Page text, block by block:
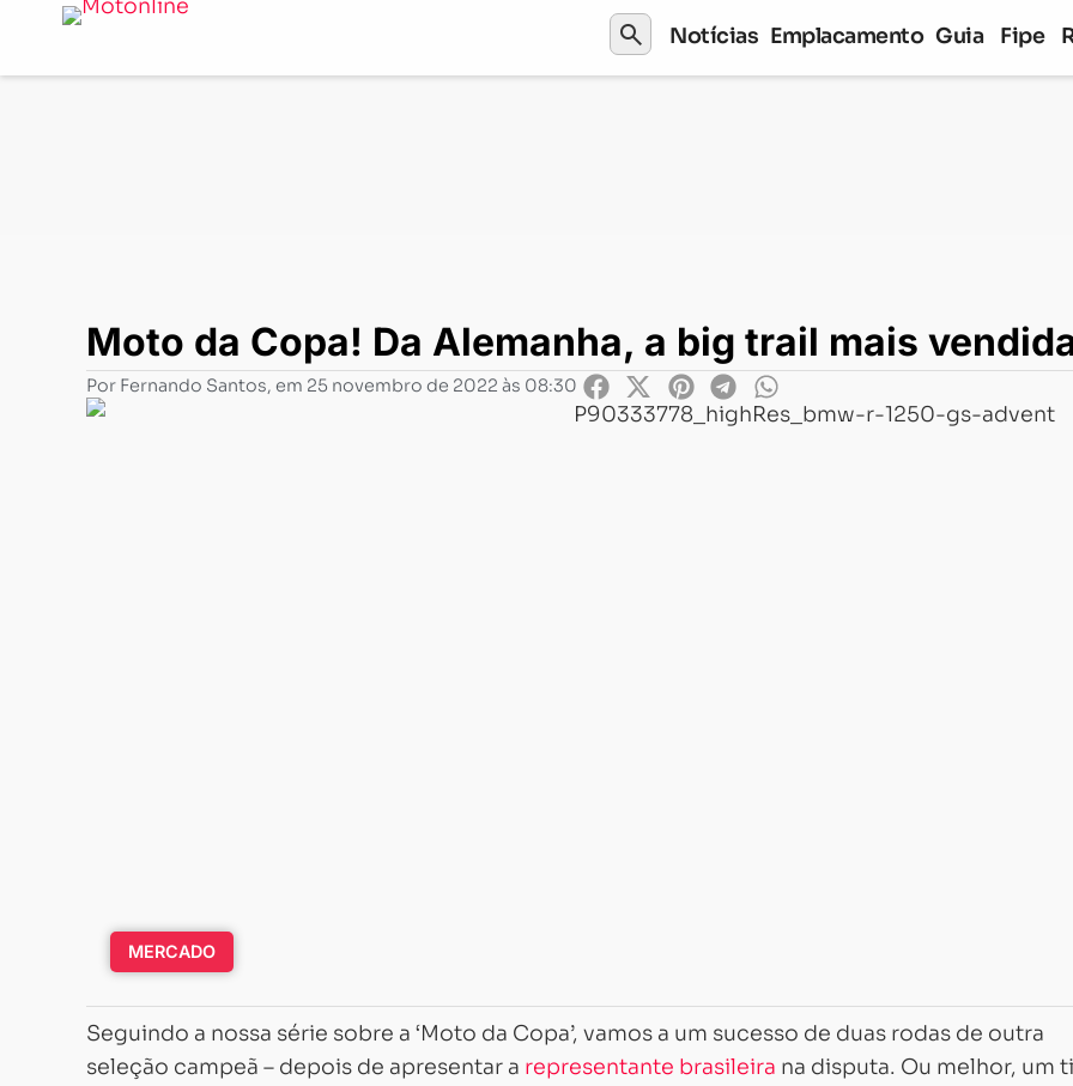
search Notícias Emplacamento Guia Fipe
Moto da Copa! Da Alemanha, a big trail mais vendida do mundo
Moto da Copa! Da Alemanha, a big trail mais
Por Fernando Santos, em 25 novembro de 2022 às 08:30
MERCADO
Seguindo a nossa série sobre a ‘Moto da Copa’, vamos a um sucesso de duas rodas de outra
seleção campeã – depois de apresentar a representante brasileira na disputa. Ou melhor, um